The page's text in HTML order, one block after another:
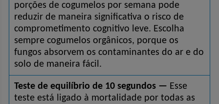
porções de cogumelos por semana pode
reduzir de maneira significativa o risco de
comprometimento cognitivo leve. Escolha
sempre cogumelos orgânicos, porque os
fungos absorvem os contaminantes do ar e do
solo de maneira fácil.
Teste de equilíbrio de 10 segundos — Esse
teste está ligado à mortalidade por todas as